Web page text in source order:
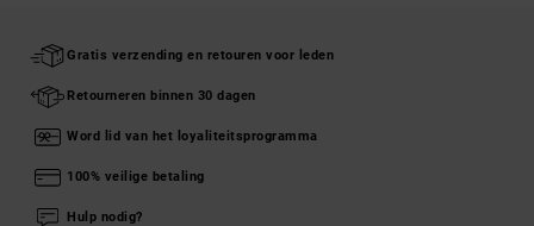
Gratis verzending en retouren voor leden
Retourneren binnen 30 dagen
Word lid van het loyaliteitsprogramma
100% veilige betaling
Hulp nodig?